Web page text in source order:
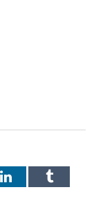
LinkedInTumblr